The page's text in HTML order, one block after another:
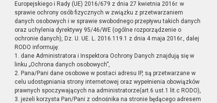
Europejskiego i Rady (UE) 2016/679 z dnia 27 kwietnia 2016r. w
sprawie ochrony osób fizycznych w związku z przetwarzaniem
danych osobowych i w sprawie swobodnego przepływu takich danych
oraz uchylenia dyrektywy 95/46/WE (ogólne rozporządzenie o
ochronie danych), Dz. U. UE. L. 2016.119.1 z dnia 4 maja 2016r., dalej
RODO informuję:
1. dane Administratora i Inspektora Ochrony Danych znajdują się w
linku „Ochrona danych osobowych”,
2. Pana/Pani dane osobowe w postaci adresu IP, są przetwarzane w
celu udostępniania strony internetowej oraz wypełnienia obowiązków
prawnych spoczywających na administratorze(art.6 ust.1 lit.c RODO),
3. jeżeli korzysta Pan/Pani z odnośnika na stronie będącego adresem